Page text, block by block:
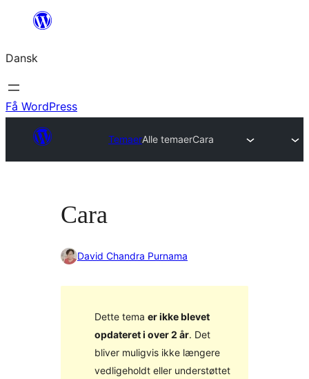
Spring
indhold
Dansk
Få WordPress
TemaerAlle temaerCara
Cara
David Chandra Purnama
Dette tema er ikke blevet
opdateret i over 2 år. Det
bliver muligvis ikke længere
vedligeholdt eller understøttet